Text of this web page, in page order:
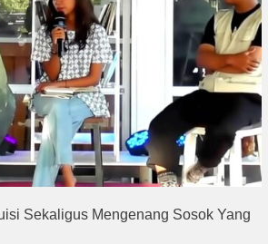
Sekaligus Mengenang Sosok Yang